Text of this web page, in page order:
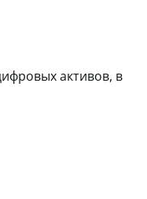
активов, в